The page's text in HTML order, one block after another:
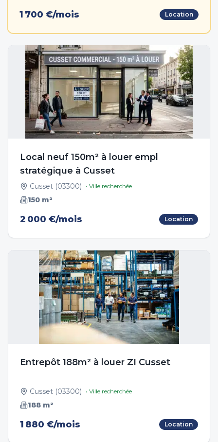
1 700 €/mois Location
Local neuf 150m² à louer empl
stratégique à Cusset
Cusset (03300) • Ville recherchée
150 m²
2 000 €/mois Location
Entrepôt 188m² à louer ZI Cusset
Cusset (03300) • Ville recherchée
188 m²
1 880 €/mois Location